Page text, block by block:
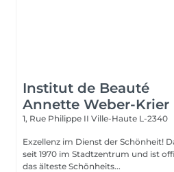
Institut de Beauté
Annette Weber-Krier
1, Rue Philippe II Ville-Haute L-2340
Exzellenz im Dienst der Schönheit! Das Institut befindet sich
seit 1970 im Stadtzentrum und ist
das älteste Schönheits...